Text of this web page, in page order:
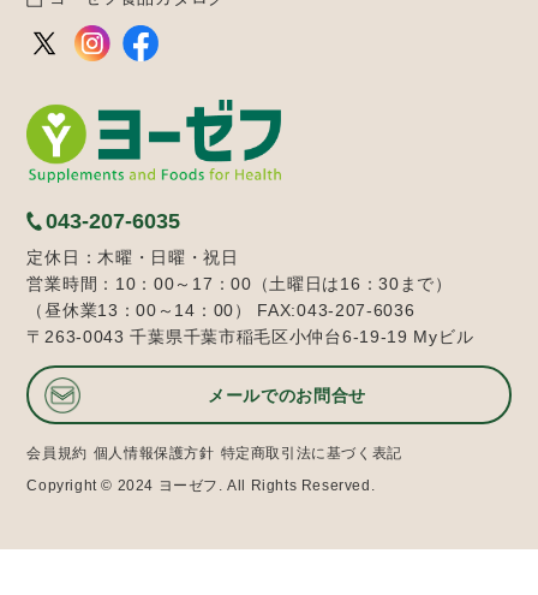
043-207-6035
定休日：木曜・日曜・祝日
営業時間：10：00～17：00（土曜日は16：30まで）
（昼休業13：00～14：00） FAX:043-207-6036
〒263-0043 千葉県千葉市稲毛区小仲台6-19-19 Myビル
メールでのお問合せ
会員規約 個人情報保護方針 特定商取引法に基づく表記
Copyright © 2024 ヨーゼフ. All Rights Reserved.